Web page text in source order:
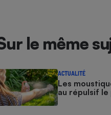
le même
ACTUALITÉ
Les
au répulsif le